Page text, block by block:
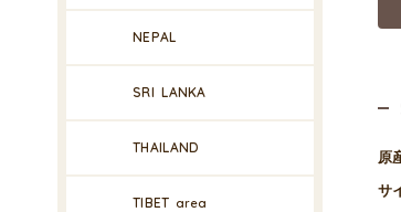
原
サ
NEPAL
SRI LANKA
THAILAND
TIBET area